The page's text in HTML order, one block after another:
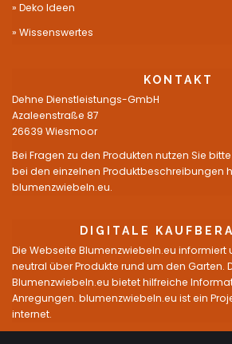
Deko Ideen
Wissenswertes
KONTAKT
Dehne Dienstleistungs-GmbH
Azaleenstraße 87
26639 Wiesmoor
Bei Fragen zu den Produkten nutzen Sie
bei den einzelnen Produktbeschreibungen
blumenzwiebeln.eu.
DIGITALE
Die Webseite Blumenzwiebeln.eu
neutral über Produkte rund um den Garten.
Blumenzwiebeln.eu bietet hilfreiche
Anregungen. blumenzwiebeln.eu ist ein
internet.